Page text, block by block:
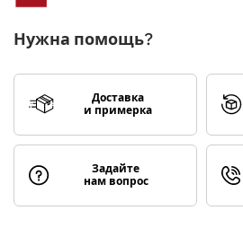
Нужна помощь?
Доставка
и примерка
Задайте
нам вопрос